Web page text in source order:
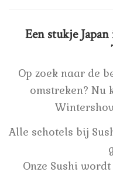
Een stukje
Op zoek naar de
omstreken? Nu
Alle schotels bij
Onze Sushi